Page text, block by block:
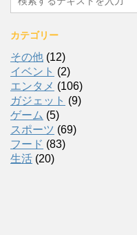
カテゴリー
その他 (12)
イベント (2)
エンタメ (106)
ガジェット (9)
ゲーム (5)
スポーツ (69)
フード (83)
生活 (20)